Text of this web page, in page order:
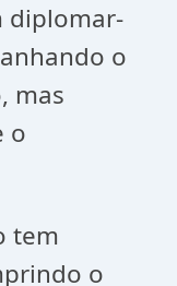
diplomar-
o
mas
o
tem
o